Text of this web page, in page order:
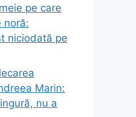
pe care
noră:
niciodată pe
Marin:
nu a